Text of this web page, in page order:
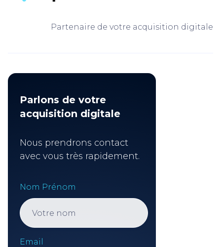
Partenaire de votre acquisition digitale
Parlons de votre
acquisition digitale
Nous prendrons contact
avec vous très rapidement.
Nom Prénom
Email